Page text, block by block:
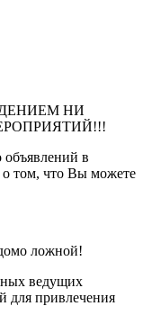
НИ
объявлений в
о том, что Вы можете
ложной!
ведущих
для привлечения